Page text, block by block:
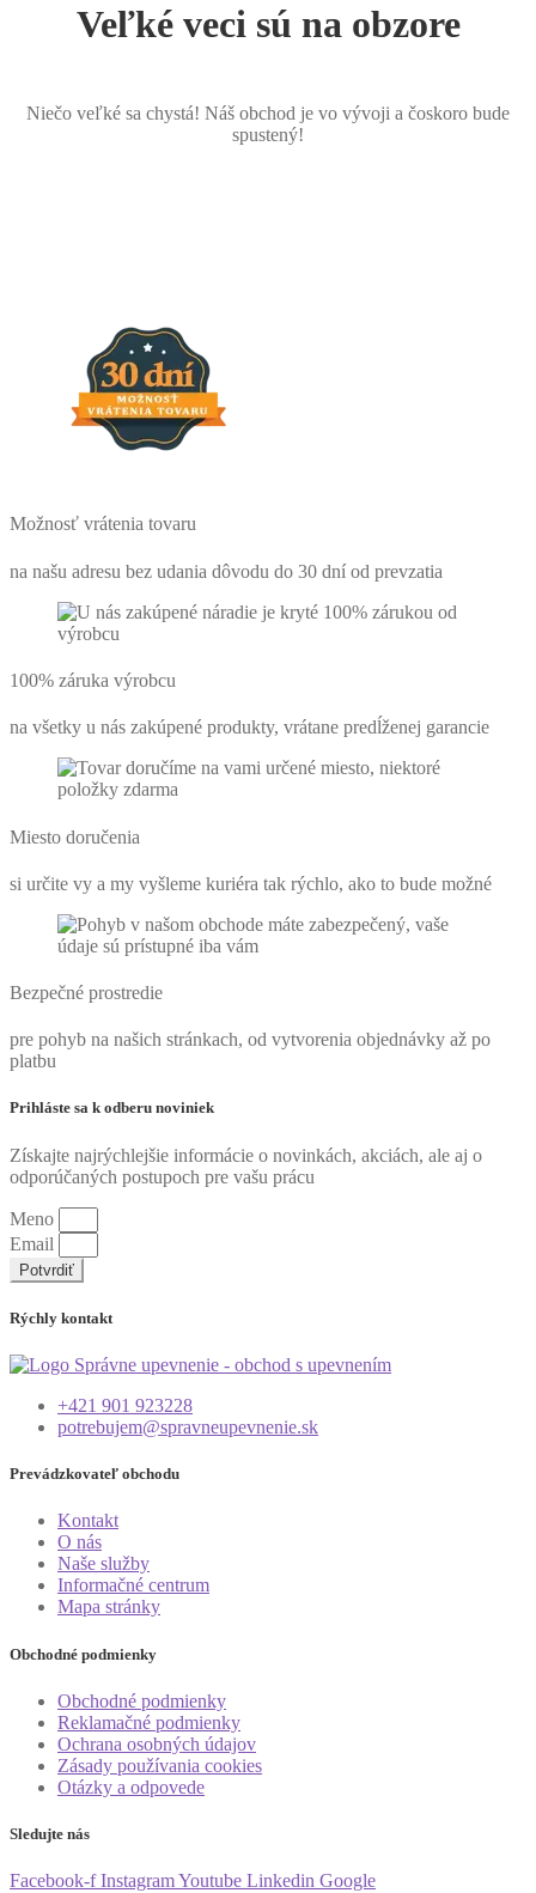
Veľké veci sú na obzore
Niečo veľké sa chystá! Náš obchod je vo vývoji a čoskoro bude
spustený!
Možnosť vrátenia tovaru
na našu adresu bez udania dôvodu do 30 dní od prevzatia
100% záruka výrobcu
na všetky u nás zakúpené produkty, vrátane predĺženej garancie
Miesto doručenia
si určite vy a my vyšleme kuriéra tak rýchlo, ako to bude možné
Bezpečné prostredie
pre pohyb na našich stránkach, od vytvorenia objednávky až po
platbu
Prihláste sa k odberu noviniek
Získajte najrýchlejšie informácie o novinkách, akciách, ale aj o
odporúčaných postupoch pre vašu prácu
Meno
Email
Potvrdiť
Rýchly kontakt
+421 901 923228
potrebujem@spravneupevnenie.sk
Prevádzkovateľ obchodu
Kontakt
O nás
Naše služby
Informačné centrum
Mapa stránky
Obchodné podmienky
Obchodné podmienky
Reklamačné podmienky
Ochrana osobných údajov
Zásady používania cookies
Otázky a odpovede
Sledujte nás
Facebook-f InstagramYoutube Linkedin Google